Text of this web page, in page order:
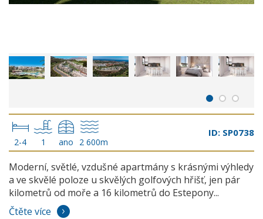
2-4 1 ano 2 600m
ID: SP0738
Moderní, světlé, vzdušné apartmány s krásnými výhledy
a ve skvělé poloze u skvělých golfových hřišť, jen pár
kilometrů od moře a 16 kilometrů do Estepony...
Čtěte více